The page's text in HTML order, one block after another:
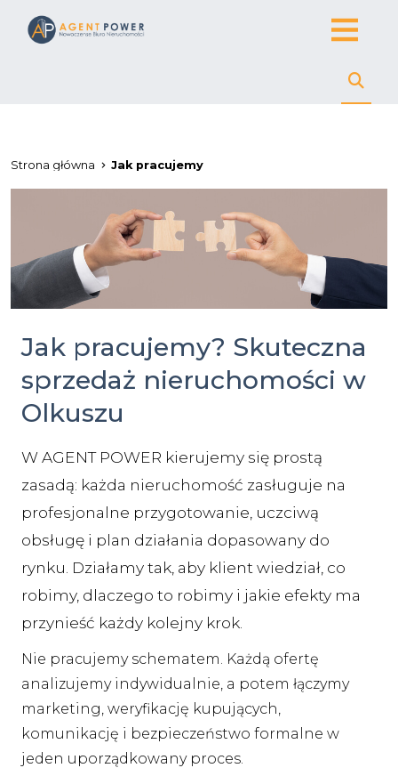
Strona główna Jak pracujemy
Jak pracujemy? Skuteczna
sprzedaż nieruchomości w
Olkuszu
W AGENT POWER kierujemy się prostą
zasadą: każda nieruchomość zasługuje na
profesjonalne przygotowanie, uczciwą
obsługę i plan działania dopasowany do
rynku. Działamy tak, aby klient wiedział, co
robimy, dlaczego to robimy i jakie efekty ma
przynieść każdy kolejny krok.
Nie pracujemy schematem. Każdą ofertę
analizujemy indywidualnie, a potem łączymy
marketing, weryfikację kupujących,
komunikację i bezpieczeństwo formalne w
jeden uporządkowany proces.